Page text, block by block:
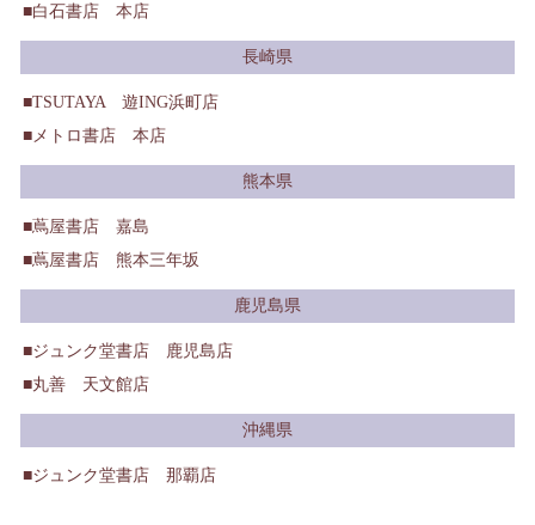
白石書店 本店
長崎県
TSUTAYA 遊ING浜町店
メトロ書店 本店
熊本県
蔦屋書店 嘉島
蔦屋書店 熊本三年坂
鹿児島県
ジュンク堂書店 鹿児島店
丸善 天文館店
沖縄県
ジュンク堂書店 那覇店